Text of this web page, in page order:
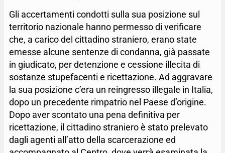
Gli accertamenti condotti sulla sua posizione sul
territorio nazionale hanno permesso di verificare
che, a carico del cittadino straniero, erano state
emesse alcune sentenze di condanna, già passate
in giudicato, per detenzione e cessione illecita di
sostanze stupefacenti e ricettazione. Ad aggravare
la sua posizione c’era un reingresso illegale in Italia,
dopo un precedente rimpatrio nel Paese d’origine.
Dopo aver scontato una pena definitiva per
ricettazione, il cittadino straniero è stato prelevato
dagli agenti all’atto della scarcerazione ed